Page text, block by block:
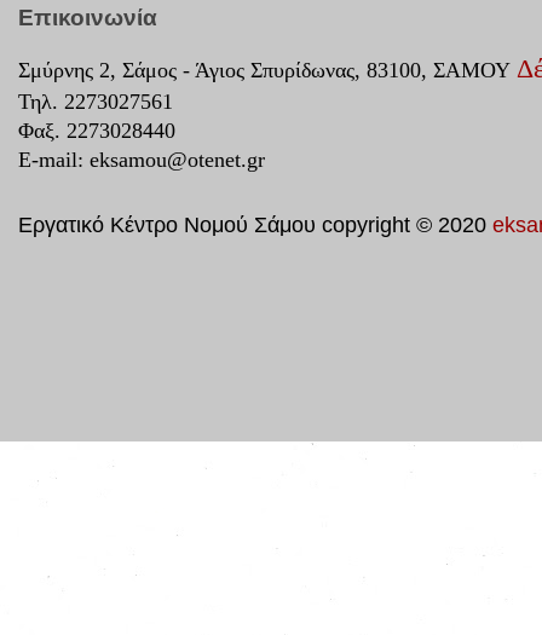
Επικοινωνία
Σμύρνης 2, Σάμος - Άγιος Σπυρίδωνας, 83100, ΣΑΜΟΥ
Τηλ. 2273027561
Φαξ. 2273028440
E-mail: eksamou@otenet.gr
Εργατικό Κέντρο Νομού Σάμου copyright © 2020